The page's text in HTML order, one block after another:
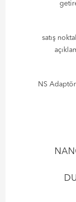
satış
NS Adaptör